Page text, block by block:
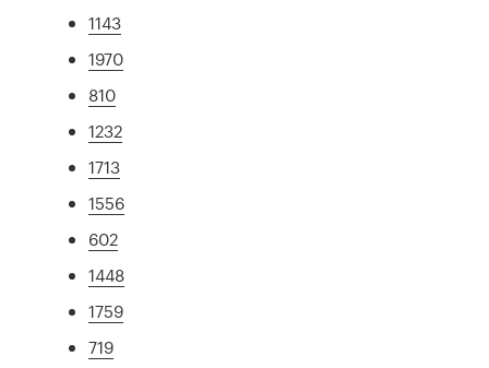
1143
1970
810
1232
1713
1556
602
1448
1759
719